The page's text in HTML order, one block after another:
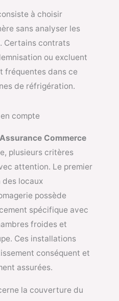
à choisir
sans analyser les
Certains contrats
ou excluent
fréquentes dans ce
de réfrigération.
compte
Assurance Commerce
plusieurs critères
attention. Le premier
locaux
possède
spécifique avec
froides et
Ces installations
conséquent et
assurées.
la couverture du